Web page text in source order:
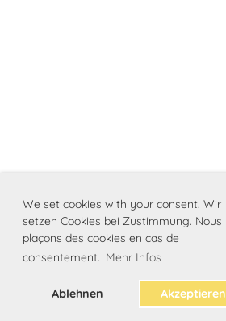
We set cookies with your consent. Wir
setzen Cookies bei Zustimmung. Nous
plaçons des cookies en cas de
consentement. Mehr Infos
Ablehnen Akzeptieren